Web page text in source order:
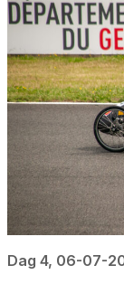
Dag 4, 06-07-